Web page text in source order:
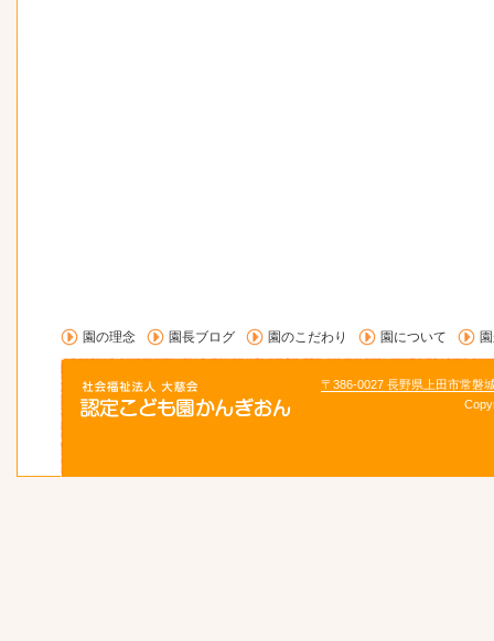
園の理念 園長ブログ 園のこだわり 園について
〒386-0027 長野県上田市常磐